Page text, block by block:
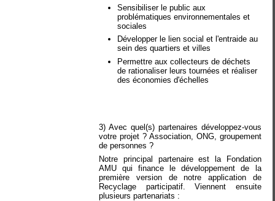
Sensibiliser le public aux
problématiques environnementales et
sociales
Développer le lien social et l'entraide au
sein des quartiers et villes
Permettre aux collecteurs de déchets
de rationaliser leurs tournées et réaliser
des économies d'échelles
3) Avec quel(s) partenaires développez-vous
votre projet ? Association, ONG, groupement
de personnes ?
Notre principal partenaire est la Fondation
AMU qui finance le développement de la
première version de notre application de
Recyclage participatif. Viennent ensuite
plusieurs partenariats :